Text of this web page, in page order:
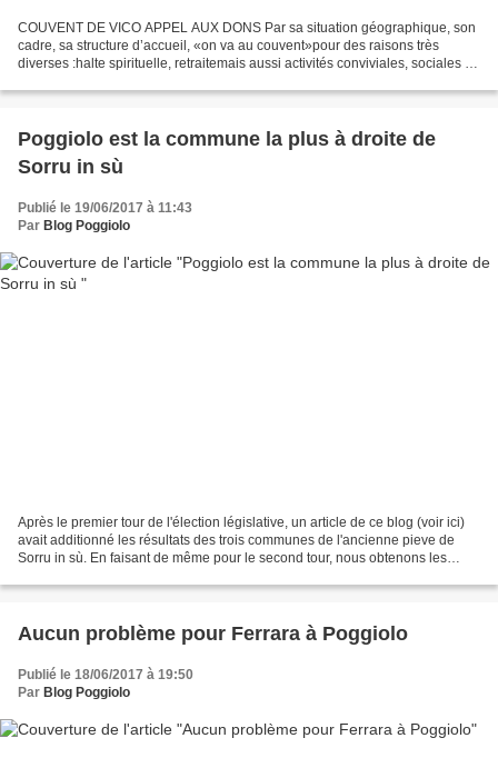
COUVENT DE VICO APPEL AUX DONS Par sa situation géographique, son
cadre, sa structure d’accueil, «on va au couvent»pour des raisons très
diverses :halte spirituelle, retraitemais aussi activités conviviales, sociales ou
Poggiolo est la commune la plus à droite de
Sorru in sù
Publié le 19/06/2017 à 11:43
Par Blog Poggiolo
Après le premier tour de l'élection législative, un article de ce blog (voir ici)
avait additionné les résultats des trois communes de l'ancienne pieve de
Sorru in sù. En faisant de même pour le second tour, nous obtenons les
Aucun problème pour Ferrara à Poggiolo
Publié le 18/06/2017 à 19:50
Par Blog Poggiolo